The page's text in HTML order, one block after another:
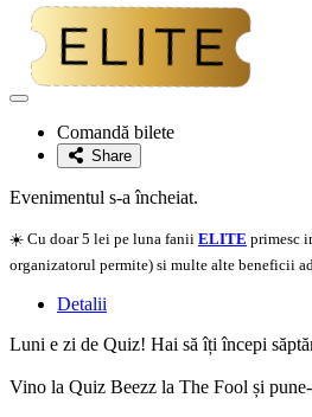
Adaugă
favoriteComandă bilete
Share
Evenimentul s-a încheiat.
☀️ Cu doar 5 lei pe luna fanii ELITE primesc
organizatorul permite) si multe alte beneficii
Detalii
Luni e zi de Quiz! Hai să îți începi
Vino la Quiz Beezz la The Fool și